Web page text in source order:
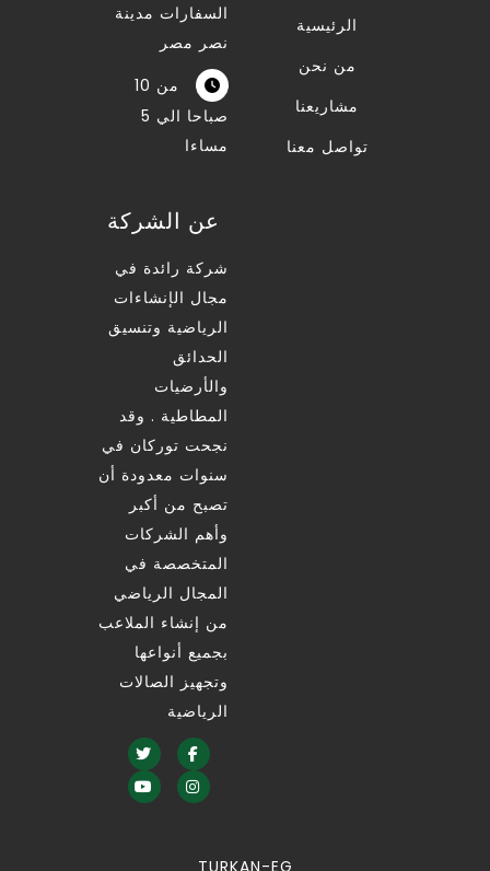
السفارات مدينة
نصر مصر
من 10
صباحا الي 5
مساءا
الرئيسية
من نحن
مشاريعنا
تواصل معنا
عن الشركة
شركة رائدة في
مجال الإنشاءات
الرياضية وتنسيق
الحدائق
والأرضيات
المطاطية . وقد
نجحت توركان في
سنوات معدودة أن
تصبح من أكبر
وأهم الشركات
المتخصصة في
المجال الرياضي
من إنشاء الملاعب
بجميع أنواعها
وتجهيز الصالات
الرياضية
TURKAN-EG